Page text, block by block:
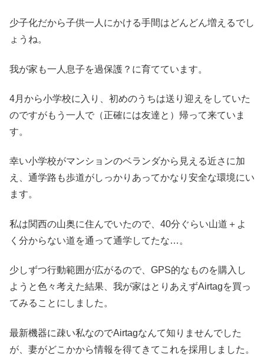
少子化だから子供一人にかける手間はどんどん増えるでし
ょうね。
我が家も一人息子を過保護？に育てています。
4月から小学校に入り、初めのうちは送り迎えをしていた
のですがもう一人で（正確には友達と）帰って来ていま
す。
幸い小学校がマンションのベランダから見える近さに加
え、通学路も歩道がしっかりあってかなり安全な環境にい
ます。
私は関西の山奥に住んでいたので、40分ぐらい山道＋よ
く分からない道を通って通学してたな…。
少しずつ行動範囲が広がるので、GPS的なものを購入し
ようと色々考えた結果、我が家はとりあえずAirtagを買っ
てみることにしました。
最新機器に疎い私なのでAirtagなんて知りませんでした
が、妻がどこかから情報を得てきてこれを採用しました。